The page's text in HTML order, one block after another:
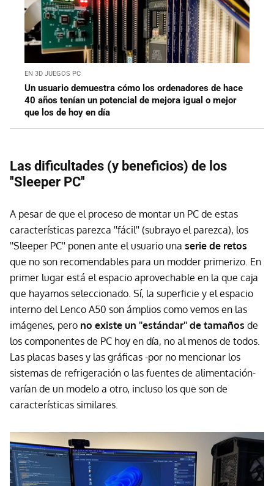
EN 3D JUEGOS PC
Un usuario demuestra cómo los ordenadores de hace
40 años tenían un potencial de mejora igual o mejor
que los de hoy en día
Las dificultades (y beneficios) de los
''Sleeper PC''
A pesar de que el proceso de montar un PC de estas
características parezca ''fácil'' (subrayo el parezca), los
''Sleeper PC'' ponen ante el usuario una serie de retos
que no son recomendables para un modder primerizo. En
primer lugar está el espacio aprovechable en la que caja
que hayamos seleccionado. Sí, la superficie y el espacio
interno del Lenco A50 son ámplios como vemos en las
imágenes, pero no existe un ''estándar'' de tamaños de
los componentes de PC hoy en día, no al menos de todos.
Las placas bases y las gráficas -por no mencionar los
sistemas de refrigeración o las fuentes de alimentación-
varían de un modelo a otro, incluso los que son de
características similares.